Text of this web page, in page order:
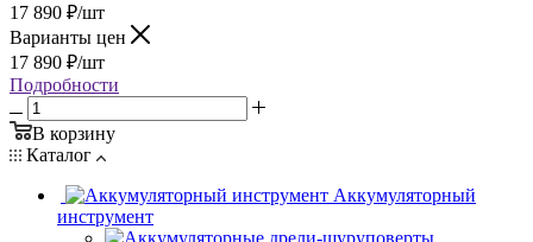
17 890 ₽/шт
Варианты цен
17 890 ₽/шт
Подробности
В корзину
Каталог
Аккумуляторный
инструмент